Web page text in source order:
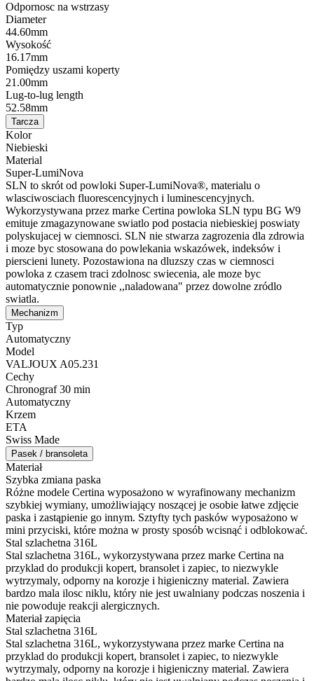
Odpornosc na wstrzasy
Diameter
44.60mm
Wysokość
16.17mm
Pomiędzy uszami koperty
21.00mm
Lug-to-lug length
52.58mm
Tarcza
Kolor
Niebieski
Material
Super-LumiNova
SLN to skrót od powloki Super-LumiNova®, materialu o
wlasciwosciach fluorescencyjnych i luminescencyjnych.
Wykorzystywana przez marke Certina powloka SLN typu BG W9
emituje zmagazynowane swiatlo pod postacia niebieskiej poswiaty
polyskujacej w ciemnosci. SLN nie stwarza zagrozenia dla zdrowia
i moze byc stosowana do powlekania wskazówek, indeksów i
pierscieni lunety. Pozostawiona na dluzszy czas w ciemnosci
powloka z czasem traci zdolnosc swiecenia, ale moze byc
automatycznie ponownie ,,naladowana" przez dowolne zródlo
swiatla.
Mechanizm
Typ
Automatyczny
Model
VALJOUX A05.231
Cechy
Chronograf 30 min
Automatyczny
Krzem
ETA
Swiss Made
Pasek / bransoleta
Materiał
Szybka zmiana paska
Różne modele Certina wyposażono w wyrafinowany mechanizm
szybkiej wymiany, umożliwiający noszącej je osobie łatwe zdjęcie
paska i zastąpienie go innym. Sztyfty tych pasków wyposażono w
mini przyciski, które można w prosty sposób wcisnąć i odblokować.
Stal szlachetna 316L
Stal szlachetna 316L, wykorzystywana przez marke Certina na
przyklad do produkcji kopert, bransolet i zapiec, to niezwykle
wytrzymaly, odporny na korozje i higieniczny material. Zawiera
bardzo mala ilosc niklu, który nie jest uwalniany podczas noszenia i
nie powoduje reakcji alergicznych.
Materiał zapięcia
Stal szlachetna 316L
Stal szlachetna 316L, wykorzystywana przez marke Certina na
przyklad do produkcji kopert, bransolet i zapiec, to niezwykle
wytrzymaly, odporny na korozje i higieniczny material. Zawiera